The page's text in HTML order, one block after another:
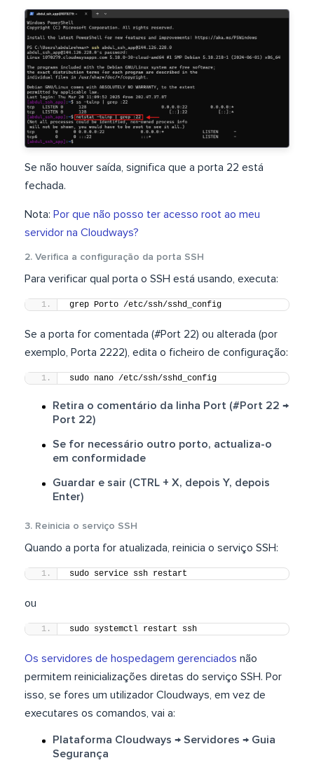
Se não houver saída, significa que a porta 22 está
fechada.
Nota: Por que não posso ter acesso root ao meu
servidor na Cloudways?
2. Verifica a configuração da porta SSH
Para verificar qual porta o SSH está usando, executa:
grep Porto /etc/ssh/sshd_config
Se a porta for comentada (#Port 22) ou alterada (por
exemplo, Porta 2222), edita o ficheiro de configuração:
sudo nano /etc/ssh/sshd_config
Retira o comentário da linha Port (#Port 22 →
Port 22)
Se for necessário outro porto, actualiza-o
em conformidade
Guardar e sair (CTRL + X, depois Y, depois
Enter)
3. Reinicia o serviço SSH
Quando a porta for atualizada, reinicia o serviço SSH:
sudo service ssh restart
ou
sudo systemctl restart ssh
Os servidores de hospedagem gerenciados não
permitem reinicializações diretas do serviço SSH. Por
isso, se fores um utilizador Cloudways, em vez de
executares os comandos, vai a:
Plataforma Cloudways → Servidores → Guia
Segurança